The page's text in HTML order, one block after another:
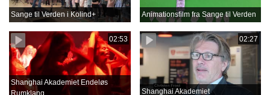
Sange til Verden i Kolind+ Animationsfilm fra Sange til Verden
02:53
Shanghai Akademiet Endeløs
02:27
Shanghai Akademiet